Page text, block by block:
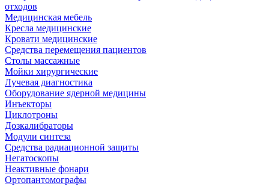
отходов
Медицинская мебель
Кресла медицинские
Кровати медицинские
Средства перемещения пациентов
Столы массажные
Мойки хирургические
Лучевая диагностика
Оборудование ядерной медицины
Инъекторы
Циклотроны
Дозкалибраторы
Модули синтеза
Средства радиационной защиты
Негатоскопы
Неактивные фонари
Ортопантомографы